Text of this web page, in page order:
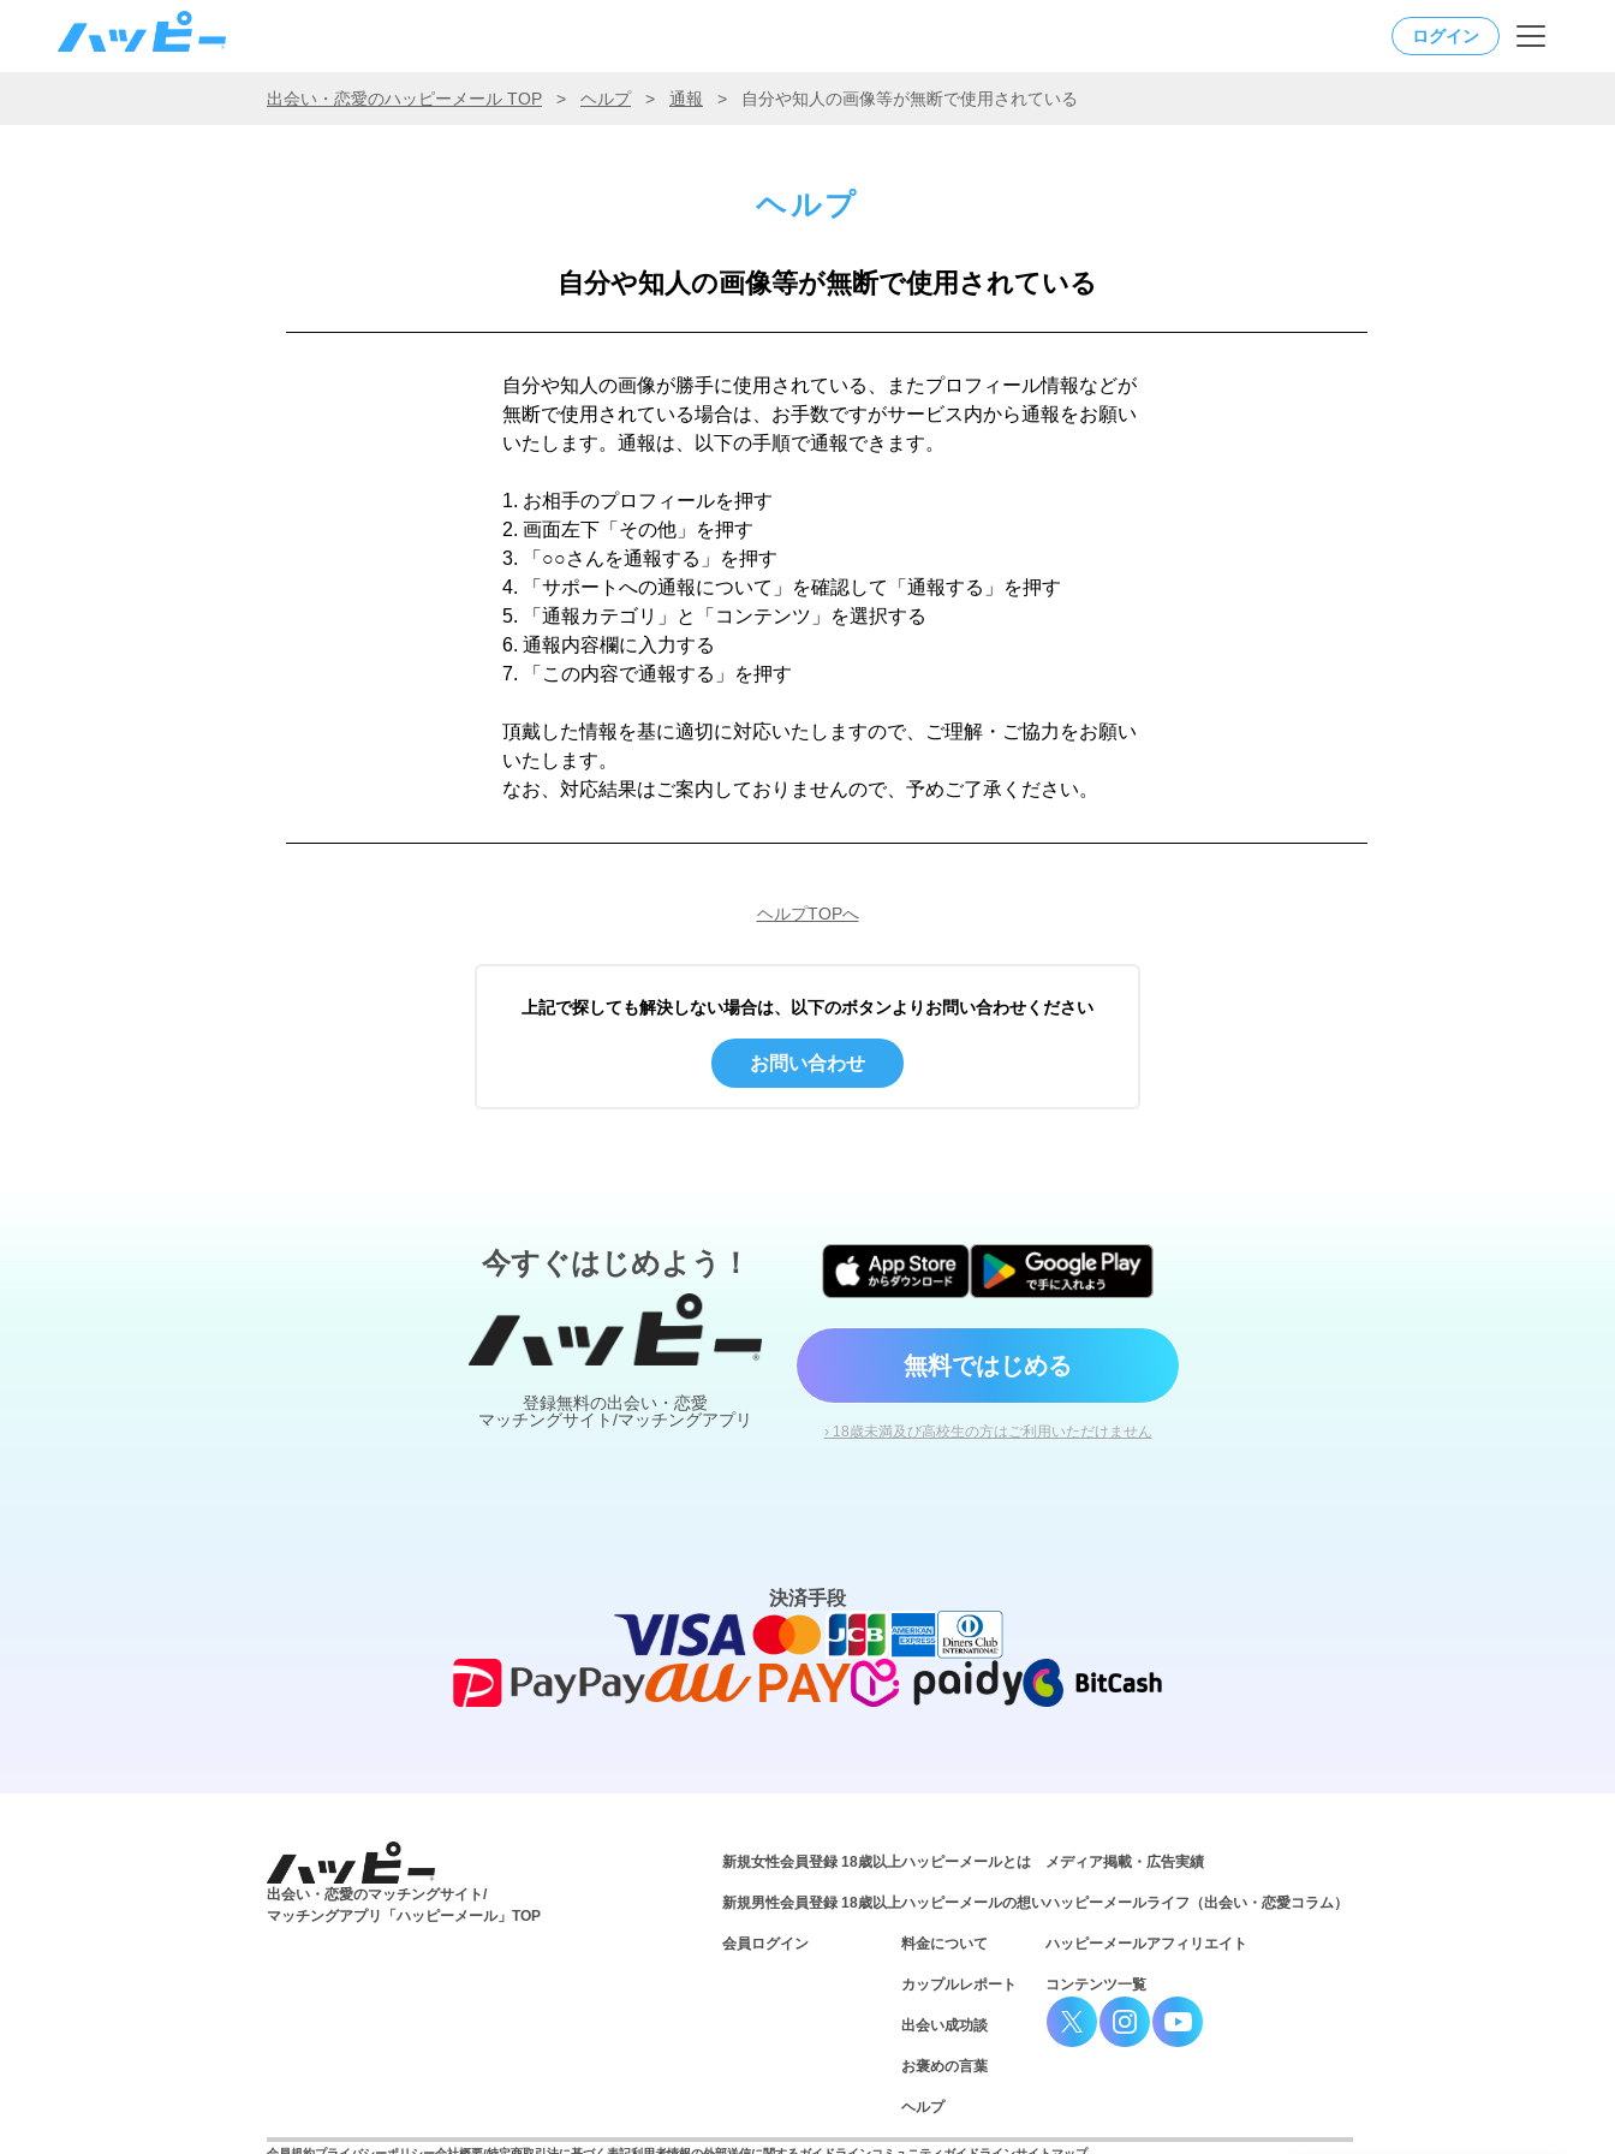
ログイン
出会い・恋愛のハッピーメール TOP > ヘルプ > 通報 > 自分や知人の画像等が無断で使用されている
ヘルプ
自分や知人の画像等が無断で使用されている
自分や知人の画像が勝手に使用されている、またプロフィール情報などが
無断で使用されている場合は、お手数ですがサービス内から通報をお願い
いたします。通報は、以下の手順で通報できます。
1. お相手のプロフィールを押す
2. 画面左下「その他」を押す
3. 「○○さんを通報する」を押す
4. 「サポートへの通報について」を確認して「通報する」を押す
5. 「通報カテゴリ」と「コンテンツ」を選択する
6. 通報内容欄に入力する
7. 「この内容で通報する」を押す
頂戴した情報を基に適切に対応いたしますので、ご理解・ご協力をお願い
いたします。
なお、対応結果はご案内しておりませんので、予めご了承ください。
ヘルプTOPへ
上記で探しても解決しない場合は、以下のボタンよりお問い合わせください
お問い合わせ
今すぐはじめよう！
登録無料の出会い・恋愛
マッチングサイト/マッチングアプリ
無料ではじめる
› 18歳未満及び高校生の方はご利用いただけません
決済手段
出会い・恋愛のマッチングサイト/
マッチングアプリ「ハッピーメール」TOP
新規女性会員登録 18歳以上
新規男性会員登録 18歳以上
会員ログイン
ハッピーメールとは
ハッピーメールの想い
料金について
カップルレポート
出会い成功談
お褒めの言葉
ヘルプ
メディア掲載・広告実績
ハッピーメールライフ（出会い・恋愛コラム）
ハッピーメールアフィリエイト
コンテンツ一覧